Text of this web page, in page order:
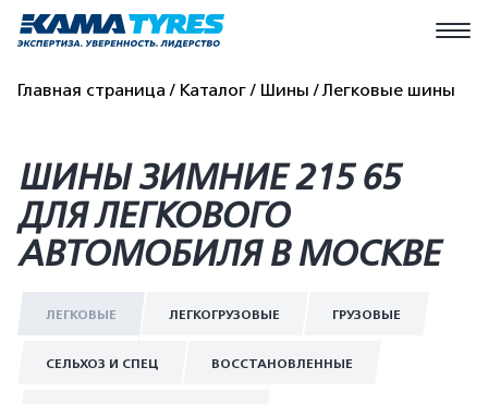
Главная страница Каталог Шины Легковые шины
ШИНЫ ЗИМНИЕ 215 65
ДЛЯ ЛЕГКОВОГО
АВТОМОБИЛЯ В МОСКВЕ
ЛЕГКОВЫЕ ЛЕГКОГРУЗОВЫЕ ГРУЗОВЫЕ
СЕЛЬХОЗ И СПЕЦ ВОССТАНОВЛЕННЫЕ